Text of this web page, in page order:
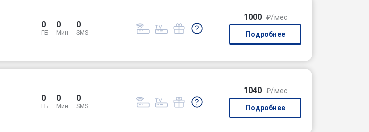
0
ГБ
0
Мин
0
SMS
1000 ₽/мес
Подробнее
0
ГБ
0
Мин
0
SMS
1040 ₽/мес
Подробнее